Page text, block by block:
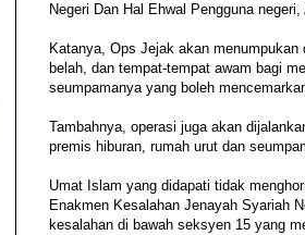
Negeri Dan Hal Ehwal Pengguna
Katanya, Ops Jejak akan
belah, dan tempat-tempat awam bagi
seumpamanya yang boleh
Tambahnya, operasi juga akan
premis hiburan, rumah urut dan
Umat Islam yang didapati tidak
Enakmen Kesalahan Jenayah Syariah
kesalahan di bawah seksyen 15 yang